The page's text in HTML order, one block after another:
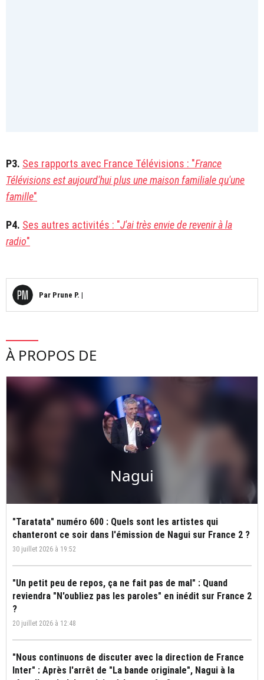
P3. Ses rapports avec France Télévisions : "France
Télévisions est aujourd'hui plus une maison familiale qu'une
famille"
P4. Ses autres activités : "J'ai très envie de revenir à la
radio"
Par Prune P. |
À PROPOS DE
Nagui
"Taratata" numéro 600 : Quels sont les artistes qui
chanteront ce soir dans l'émission de Nagui sur France 2 ?
30 juillet 2026 à 19:52
"Un petit peu de repos, ça ne fait pas de mal" : Quand
reviendra "N'oubliez pas les paroles" en inédit sur France 2
?
20 juillet 2026 à 12:48
"Nous continuons de discuter avec la direction de France
Inter" : Après l'arrêt de "La bande originale", Nagui à la